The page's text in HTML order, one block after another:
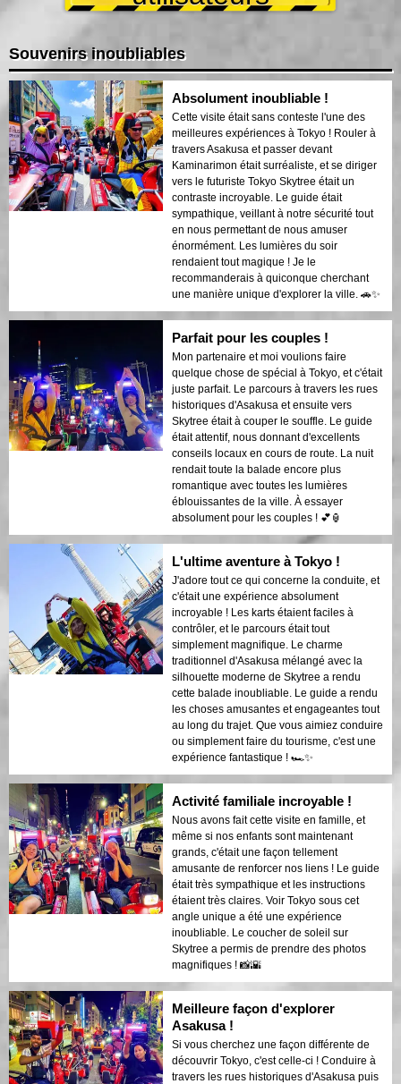
Souvenirs inoubliables
Absolument inoubliable !
Cette visite était sans conteste l'une des
meilleures expériences à Tokyo ! Rouler à
travers Asakusa et passer devant
Kaminarimon était surréaliste, et se diriger
vers le futuriste Tokyo Skytree était un
contraste incroyable. Le guide était
sympathique, veillant à notre sécurité tout
en nous permettant de nous amuser
énormément. Les lumières du soir
rendaient tout magique ! Je le
recommanderais à quiconque cherchant
une manière unique d'explorer la ville. 🚗✨
Parfait pour les couples !
Mon partenaire et moi voulions faire
quelque chose de spécial à Tokyo, et c'était
juste parfait. Le parcours à travers les rues
historiques d'Asakusa et ensuite vers
Skytree était à couper le souffle. Le guide
était attentif, nous donnant d'excellents
conseils locaux en cours de route. La nuit
rendait toute la balade encore plus
romantique avec toutes les lumières
éblouissantes de la ville. À essayer
absolument pour les couples ! 💕🏮
L'ultime aventure à Tokyo !
J'adore tout ce qui concerne la conduite, et
c'était une expérience absolument
incroyable ! Les karts étaient faciles à
contrôler, et le parcours était tout
simplement magnifique. Le charme
traditionnel d'Asakusa mélangé avec la
silhouette moderne de Skytree a rendu
cette balade inoubliable. Le guide a rendu
les choses amusantes et engageantes tout
au long du trajet. Que vous aimiez conduire
ou simplement faire du tourisme, c'est une
expérience fantastique ! 🏎️✨
Activité familiale incroyable !
Nous avons fait cette visite en famille, et
même si nos enfants sont maintenant
grands, c'était une façon tellement
amusante de renforcer nos liens ! Le guide
était très sympathique et les instructions
étaient très claires. Voir Tokyo sous cet
angle unique a été une expérience
inoubliable. Le coucher de soleil sur
Skytree a permis de prendre des photos
magnifiques ! 📸🌇
Meilleure façon d'explorer
Asakusa !
Si vous cherchez une façon différente de
découvrir Tokyo, c'est celle-ci ! Conduire à
travers les rues historiques d'Asakusa puis